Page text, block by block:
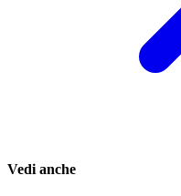
Vedi anche